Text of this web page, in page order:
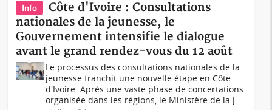
Info
Côte d'Ivoire : Consultations
nationales de la jeunesse, le
Gouvernement intensifie le dialogue
avant le grand rendez-vous du 12 août
Le processus des consultations nationales de la
jeunesse franchit une nouvelle étape en Côte
d'Ivoire. Après une vaste phase de concertations
organisée dans les régions, le Ministère de la J...